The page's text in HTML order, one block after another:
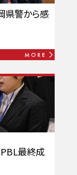
県警から感
最終成